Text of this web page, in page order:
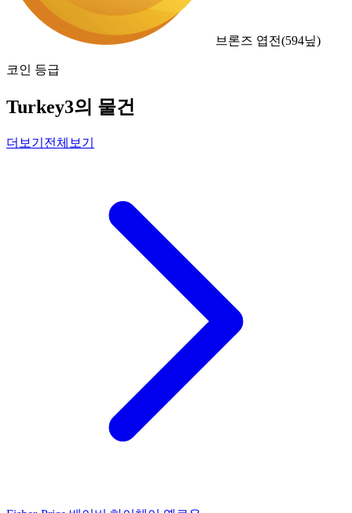
브론즈 엽전(594닢)
코인 등급
Turkey3의 물건
더보기 전체보기